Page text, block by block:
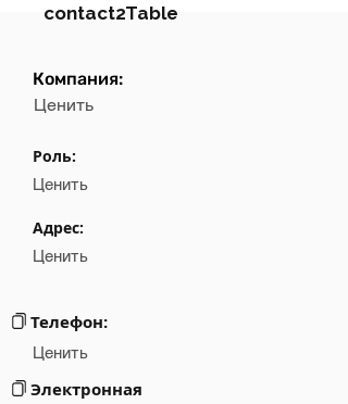
contact2Table
Field
Email
Компания:
Ценить
Роль:
Ценить
Адрес:
Ценить
Телефон:
Ценить
Электронная